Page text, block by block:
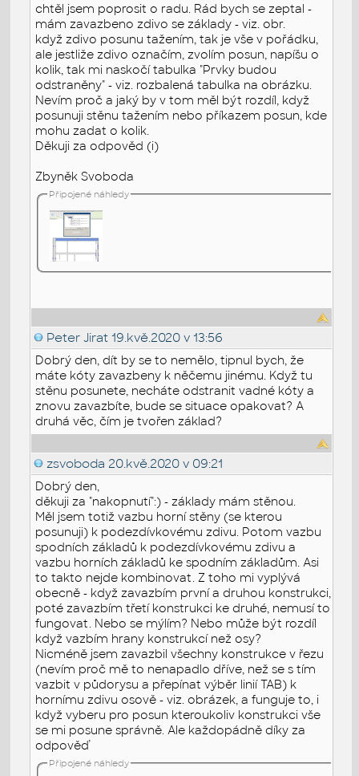
chtěl jsem poprosit o radu. Rád bych se zeptal -
mám zavazbeno zdivo se základy - viz. obr.
když zdivo posunu tažením, tak je vše v pořádku,
ale jestliže zdivo označím, zvolím posun, napíšu o
kolik, tak mi naskočí tabulka "Prvky budou
odstraněny" - viz. rozbalená tabulka na obrázku.
Nevím proč a jaký by v tom měl být rozdíl, když
posunuji stěnu tažením nebo příkazem posun, kde
mohu zadat o kolik.
Děkuji za odpověd (i)
Zbyněk Svoboda
Připojené náhledy
Peter Jirat 19.kvě.2020 v 13:56
Dobrý den, dít by se to nemělo, tipnul bych, že
máte kóty zavazbeny k něčemu jinému. Když tu
stěnu posunete, necháte odstranit vadné kóty a
znovu zavazbíte, bude se situace opakovat? A
druhá věc, čím je tvořen základ?
zsvoboda 20.kvě.2020 v 09:21
Dobrý den,
děkuji za "nakopnutí":) - základy mám stěnou.
Měl jsem totiž vazbu horní stěny (se kterou
posunuji) k podezdívkovému zdivu. Potom vazbu
spodních základů k podezdívkovému zdivu a
vazbu horních základů ke spodním základům. Asi
to takto nejde kombinovat. Z toho mi vyplývá
obecně - když zavazbím první a druhou konstrukci,
poté zavazbím třetí konstrukci ke druhé, nemusí to
fungovat. Nebo se mýlím? Nebo může být rozdíl
když vazbím hrany konstrukcí než osy?
Nicméně jsem zavazbil všechny konstrukce v řezu
(nevím proč mě to nenapadlo dříve, než se s tím
vazbit v půdorysu a přepínat výběr linií TAB) k
hornímu zdivu osově - viz. obrázek, a funguje to, i
když vyberu pro posun kteroukoliv konstrukci vše
se mi posune správně. Ale každopádně díky za
odpověď
Připojené náhledy